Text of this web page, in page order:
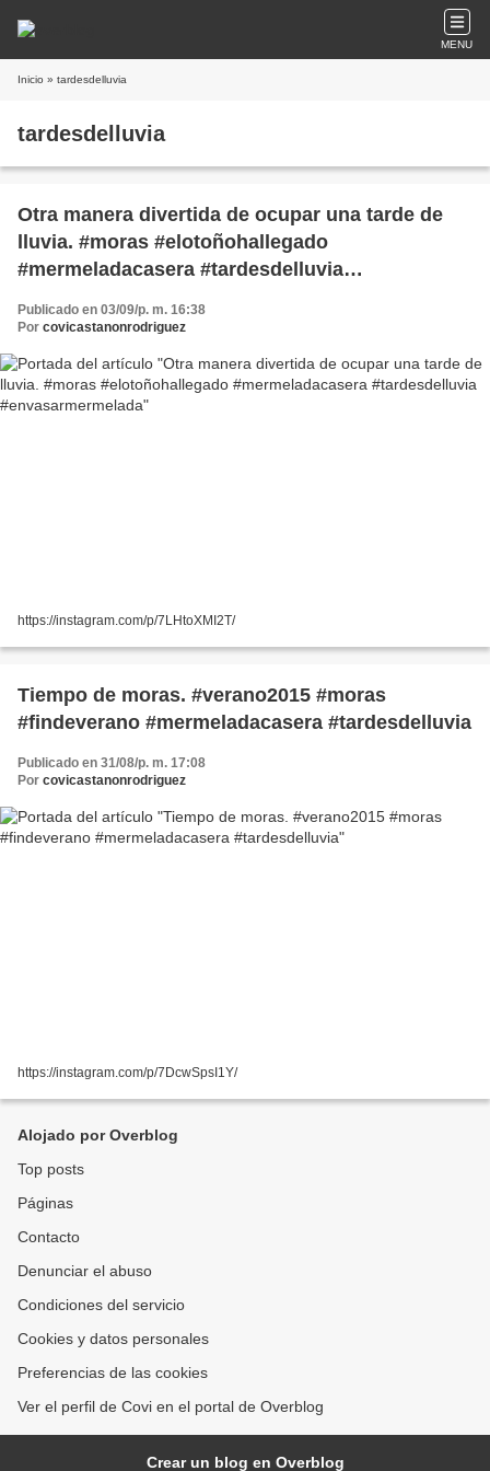
MENU
Inicio » tardesdelluvia
tardesdelluvia
Otra manera divertida de ocupar una tarde de
lluvia. #moras #elotoñohallegado
#mermeladacasera #tardesdelluvia
Publicado en 03/09/p. m. 16:38
Por covicastanonrodriguez
https://instagram.com/p/7LHtoXMI2T/
Tiempo de moras. #verano2015 #moras
#findeverano #mermeladacasera #tardesdelluvia
Publicado en 31/08/p. m. 17:08
Por covicastanonrodriguez
https://instagram.com/p/7DcwSpsI1Y/
Alojado por Overblog
Top posts
Páginas
Contacto
Denunciar el abuso
Condiciones del servicio
Cookies y datos personales
Preferencias de las cookies
Ver el perfil de Covi en el portal de Overblog
Crear un blog en Overblog